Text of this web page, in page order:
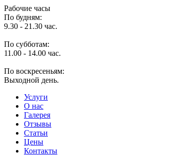
Рабочие часы
По будням:
9.30 - 21.30 час.
По субботам:
11.00 - 14.00 час.
По воскресеньям:
Выходной день.
Услуги
O нас
Галерея
Отзывы
Статьи
Цены
Контакты